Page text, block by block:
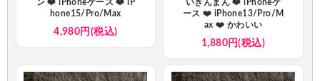
ン ❤️ iPhoneケース ❤️ iP
hone15/Pro/Max
4,980円(税込)
いきんまん ❤️ iPhoneケ
ース ❤️ iPhone13/Pro/M
ax ❤️ かわいい
1,880円(税込)